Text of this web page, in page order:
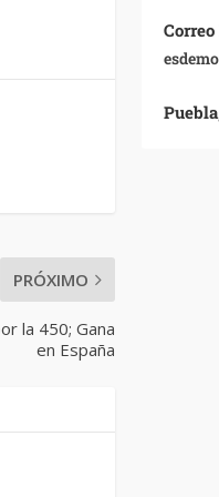
PRÓXIMO
la 450; Gana
en España